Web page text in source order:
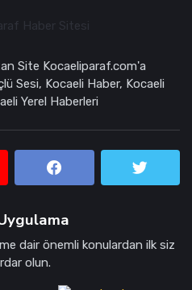
Site Kocaeliparaf.com'a
Sesi, Kocaeli Haber, Kocaeli
Yerel Haberleri
dair önemli konulardan ilk siz
olun.